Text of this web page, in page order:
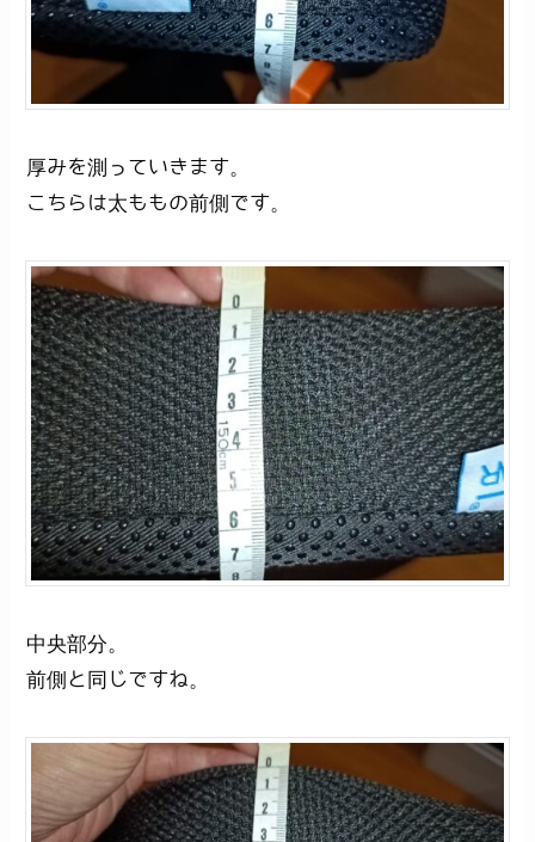
厚みを測っていきます。
こちらは太ももの前側です。
中央部分。
前側と同じですね。